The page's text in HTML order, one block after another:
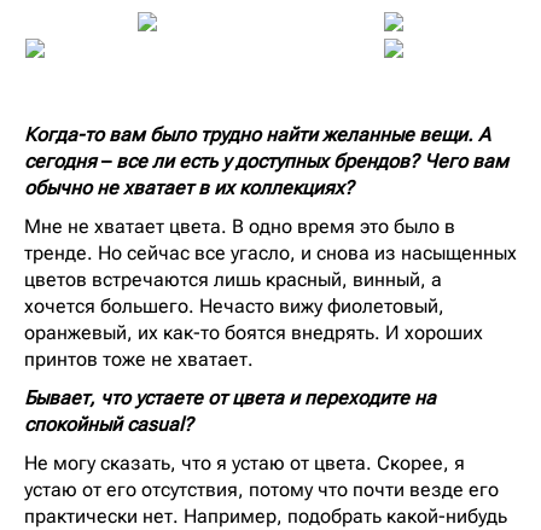
Когда-то вам было трудно найти желанные вещи. А
сегодня– все ли есть у доступных брендов? Чего вам
обычно не хватает в их коллекциях?
Мне не хватает цвета. В одно время это было в
тренде. Но сейчас все угасло, и снова из насыщенных
цветов встречаются лишь красный, винный, а
хочется большего. Нечасто вижу фиолетовый,
оранжевый, их как-то боятся внедрять. И хороших
принтов тоже не хватает.
Бывает, что устаете от цвета и переходите на
спокойный casual?
Не могу сказать, что я устаю от цвета. Скорее, я
устаю от его отсутствия, потому что почти везде его
практически нет. Например, подобрать какой-нибудь